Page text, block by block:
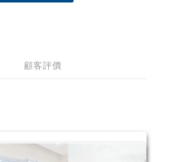
顧客評價